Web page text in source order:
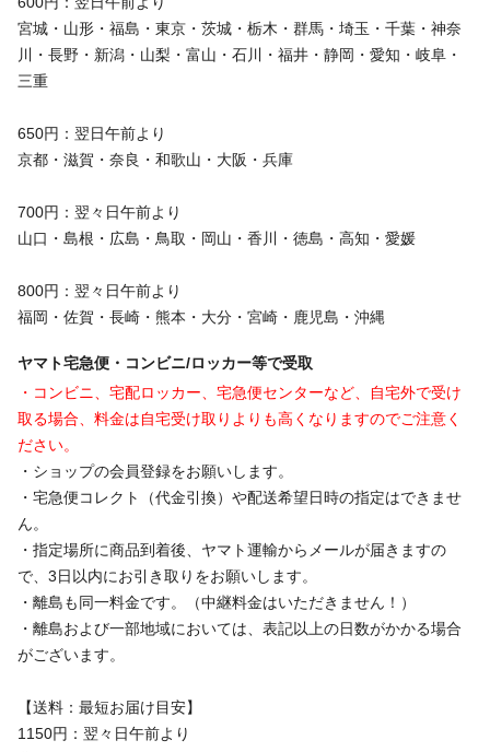
宮城・山形・福島・東京・茨城・栃木・群馬・埼玉・千葉・神奈
川・長野・新潟・山梨・富山・石川・福井・静岡・愛知・岐阜・
三重
650円：翌日午前より
京都・滋賀・奈良・和歌山・大阪・兵庫
700円：翌々日午前より
山口・島根・広島・鳥取・岡山・香川・徳島・高知・愛媛
800円：翌々日午前より
福岡・佐賀・長崎・熊本・大分・宮崎・鹿児島・沖縄
ヤマト宅急便・コンビニ/ロッカー等で受取
・コンビニ、宅配ロッカー、宅急便センターなど、自宅外で受け
取る場合、料金は自宅受け取りよりも高くなりますのでご注意く
ださい。
・ショップの会員登録をお願いします。
・宅急便コレクト（代金引換）や配送希望日時の指定はできませ
ん。
・指定場所に商品到着後、ヤマト運輸からメールが届きますの
で、3日以内にお引き取りをお願いします。
・離島も同一料金です。（中継料金はいただきません！）
・離島および一部地域においては、表記以上の日数がかかる場合
がございます。
【送料：最短お届け目安】
1150円：翌々日午前より